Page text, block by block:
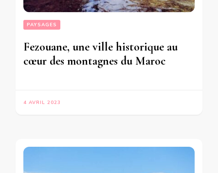
PAYSAGES
Fezouane, une ville historique au
cœur des montagnes du Maroc
4 AVRIL 2023